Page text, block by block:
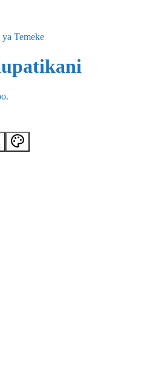
Temeke